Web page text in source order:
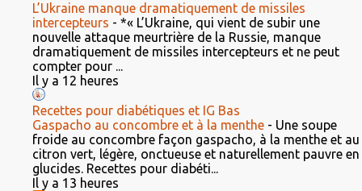
L’Ukraine manque dramatiquement de missiles
intercepteurs - *« L’Ukraine, qui vient de subir une
nouvelle attaque meurtrière de la Russie, manque
dramatiquement de missiles intercepteurs et ne peut
compter pour ...
Il y a 12 heures
Recettes pour diabétiques et IG Bas
Gaspacho au concombre et à la menthe - Une soupe
froide au concombre façon gaspacho, à la menthe et au
citron vert, légère, onctueuse et naturellement pauvre en
glucides. Recettes pour diabéti...
Il y a 13 heures